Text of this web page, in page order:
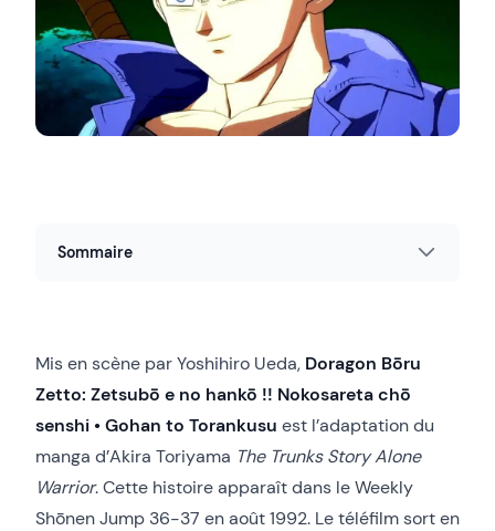
Sommaire
Mis en scène par Yoshihiro Ueda, Doragon Bōru
Zetto: Zetsubō e no hankō !! Nokosareta chō
senshi • Gohan to Torankusu est l’adaptation du
manga d’Akira Toriyama The Trunks Story Alone
Warrior. Cette histoire apparaît dans le Weekly
Shōnen Jump 36-37 en août 1992. Le téléfilm sort en